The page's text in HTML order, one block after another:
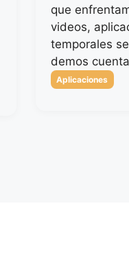
que
videos,
temporales
demos
Categorías
Aplicaciones